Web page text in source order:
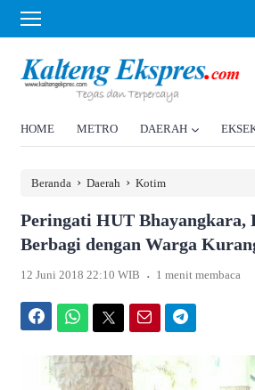
HOME METRO DAERAH
Beranda › Daerah › Kotim
Peringati HUT Bhayangkara,
Berbagi dengan Warga
12 Juni 2018 22:10 WIB . 1 menit membaca